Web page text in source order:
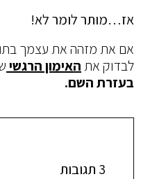
אז…מותר לומר לא!
אם את מזהה את עצמך בתוך
לבדוק אתהאימון הרגשי
בעזרת השם.
3 תגובות